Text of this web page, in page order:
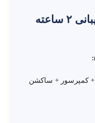
۳) نیاز انرژی برای پشتیبانی ۲ ساعته
۴ یونیت + کولر ۳۲k + کولر ۹k + کمپرسور + ساکشن